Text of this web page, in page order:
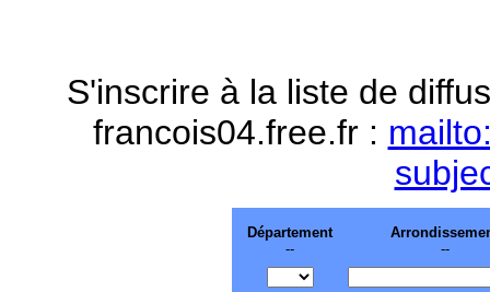
S'inscrire à la liste de
francois04.free.fr :
Département
--
--